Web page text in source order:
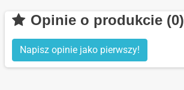
Opinie o produkcie (0)
Napisz opinie jako pierwszy!